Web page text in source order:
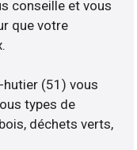
conseille et vous
que votre
(51) vous
types de
déchets verts,